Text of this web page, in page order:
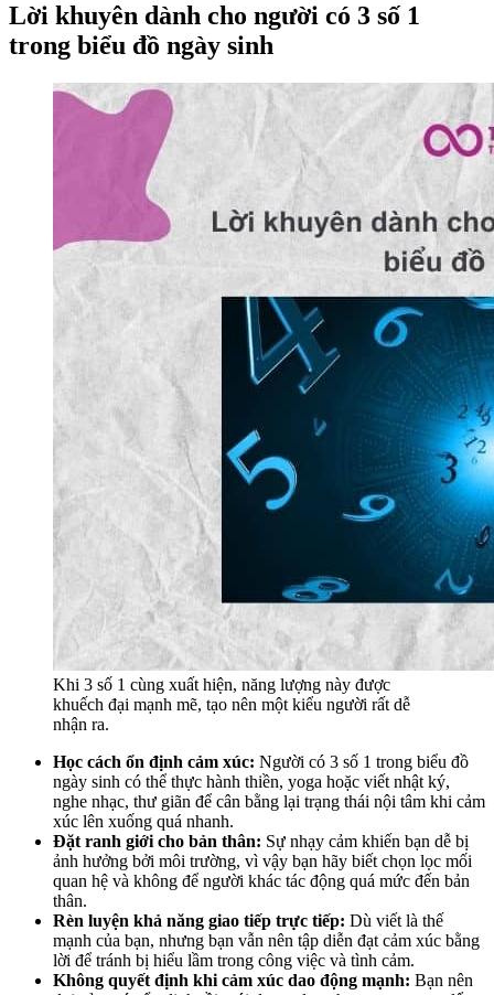
Lời khuyên dành cho người có 3 số 1
trong biểu đồ ngày sinh
Khi 3 số 1 cùng xuất hiện, năng lượng này được
khuếch đại mạnh mẽ, tạo nên một kiểu người rất dễ
nhận ra.
Học cách ổn định cảm xúc: Người có 3 số 1 trong biểu đồ
ngày sinh có thể thực hành thiền, yoga hoặc viết nhật ký,
nghe nhạc, thư giãn để cân bằng lại trạng thái nội tâm khi cảm
xúc lên xuống quá nhanh.
Đặt ranh giới cho bản thân: Sự nhạy cảm khiến bạn dễ bị
ảnh hưởng bởi môi trường, vì vậy bạn hãy biết chọn lọc mối
quan hệ và không để người khác tác động quá mức đến bản
thân.
Rèn luyện khả năng giao tiếp trực tiếp: Dù viết là thế
mạnh của bạn, nhưng bạn vẫn nên tập diễn đạt cảm xúc bằng
lời để tránh bị hiểu lầm trong công việc và tình cảm.
Không quyết định khi cảm xúc dao động mạnh: Bạn nên